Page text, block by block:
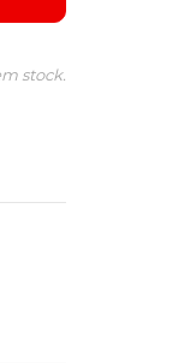
stock.